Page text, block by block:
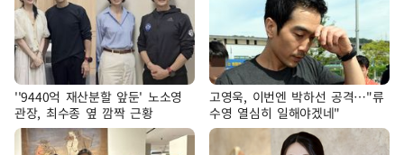
''9440억 재산분할 앞둔' 노소영
관장, 최수종 옆 깜짝 근황
고영욱, 이번엔 박하선 공격…"류
수영 열심히 일해야겠네"